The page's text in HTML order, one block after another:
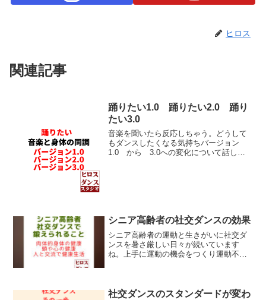
ヒロス
関連記事
踊りたい1.0 踊りたい2.0 踊り
たい3.0
音楽を聞いたら反応しちゃう。どうして
もダンスしたくなる気持ちバージョン
1.0 から 3.0への変化について話した
シニア高齢者の社交ダンスの効果
シニア高齢者の運動と生きがいに社交ダ
ンスを暑さ厳しい日々が続いています
ね。上手に運動の機会をつくり運動不足
ダンスをおすすめしています...
社交ダンスのスタンダードが変わ